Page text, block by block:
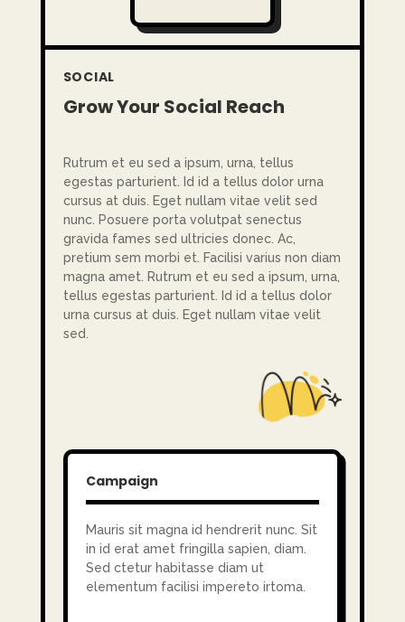
SOCIAL
Grow Your Social Reach
Rutrum et eu sed a ipsum, urna, tellus
egestas parturient. Id id a tellus dolor urna
cursus at duis. Eget nullam vitae velit sed
nunc. Posuere porta volutpat senectus
gravida fames sed ultricies donec. Ac,
pretium sem morbi et. Facilisi varius non diam
magna amet. Rutrum et eu sed a ipsum, urna,
tellus egestas parturient. Id id a tellus dolor
urna cursus at duis. Eget nullam vitae velit
sed.
Campaign
Mauris sit magna id hendrerit nunc. Sit
in id erat amet fringilla sapien, diam.
Sed ctetur habitasse diam ut
elementum facilisi impereto irtoma.